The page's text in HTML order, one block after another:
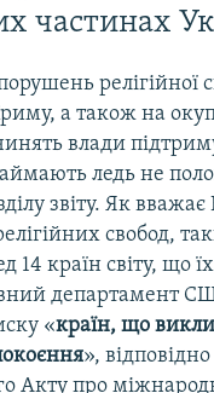
частинах
релігійної
а також на
влади
ледь не
звіту. Як
свобод,
14 країн світу, що
департамент
«країн, що
»,
Акту про